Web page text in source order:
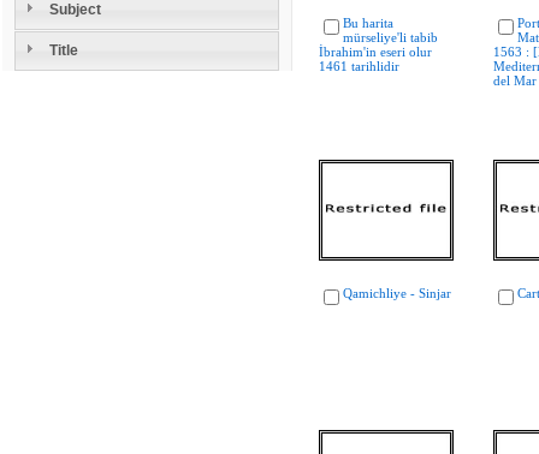
Subject
Title
Bu harita
mürseliye'li tabib
İbrahim'in eseri olur
1461 tarihlidir
1563 :
del
Qamichliye - Sinjar